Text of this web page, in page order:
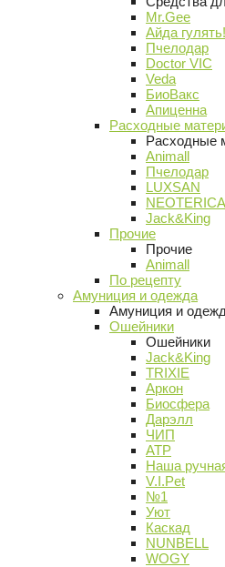
Mr.Gee
Айда гулять!
Пчелодар
Doctor VIC
Veda
БиоВакс
Апиценна
Расходные
Расходные
Animall
Пчелодар
LUXSAN
Jack&King
Прочие
Прочие
Animall
По рецепту
Амуниция и одежда
Амуниция и
Ошейники
Ошейники
Jack&King
TRIXIE
Аркон
Биосфера
Дарэлл
ЧИП
АТР
Наша
V.I.Pet
№1
Уют
Каскад
NUNBELL
WOGY